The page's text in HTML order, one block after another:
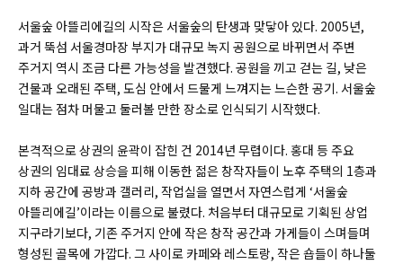
서울숲 아뜰리에길의 시작은 서울숲의 탄생과 맞닿아 있다. 2005년,
과거 뚝섬 서울경마장 부지가 대규모 녹지 공원으로 바뀌면서 주변
주거지 역시 조금 다른 가능성을 발견했다. 공원을 끼고 걷는 길, 낮은
건물과 오래된 주택, 도심 안에서 드물게 느껴지는 느슨한 공기. 서울숲
일대는 점차 머물고 둘러볼 만한 장소로 인식되기 시작했다.
본격적으로 상권의 윤곽이 잡힌 건 2014년 무렵이다. 홍대 등 주요
상권의 임대료 상승을 피해 이동한 젊은 창작자들이 노후 주택의 1층과
지하 공간에 공방과 갤러리, 작업실을 열면서 자연스럽게 ‘서울숲
아뜰리에길’이라는 이름으로 불렸다. 처음부터 대규모로 기획된 상업
지구라기보다, 기존 주거지 안에 작은 창작 공간과 가게들이 스며들며
형성된 골목에 가깝다. 그 사이로 카페와 레스토랑, 작은 숍들이 하나둘